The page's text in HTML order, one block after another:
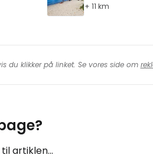
+ 11 km
du klikker på linket. Se vores side om
artiklen...